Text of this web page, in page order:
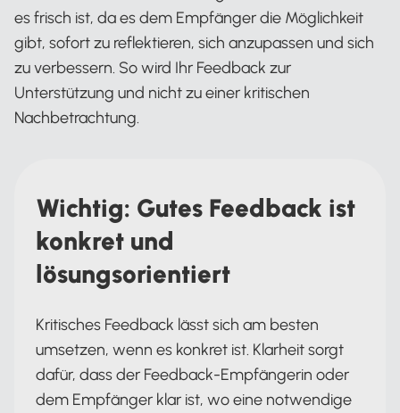
es frisch ist, da es dem Empfänger die Möglichkeit
gibt, sofort zu reflektieren, sich anzupassen und sich
zu verbessern. So wird Ihr Feedback zur
Unterstützung und nicht zu einer kritischen
Nachbetrachtung.
Wichtig: Gutes Feedback ist
konkret und
lösungsorientiert
Kritisches Feedback lässt sich am besten
umsetzen, wenn es konkret ist. Klarheit sorgt
dafür, dass der Feedback-Empfängerin oder
dem Empfänger klar ist, wo eine notwendige